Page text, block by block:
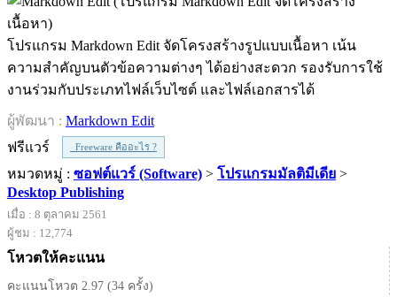
โปรแกรม Markdown Edit จัดโครงสร้างรูปแบบเนื้อหา เน้น
ความสำคัญบนตัวข้อความต่างๆ ได้อย่างสะดวก รองรับการใช้
งานร่วมกับประเภทไฟล์เว็บไซต์ และไฟล์เอกสารได้
ผู้พัฒนา : Markdown Edit
ฟรีแวร์
Freeware คืออะไร ?
หมวดหมู่ : ซอฟต์แวร์ (Software) > โปรแกรมมัลติมีเดีย >
Desktop Publishing
เมื่อ : 8 ตุลาคม 2561
ผู้ชม : 12,774
โหวตให้คะแนน
คะแนนโหวต 2.97 (34 ครั้ง)